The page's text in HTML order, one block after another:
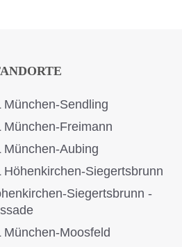
München-Sendling
München-Freimann
München-Aubing
Höhenkirchen-Siegertsbrunn
Siegertsbrunn -
München-Moosfeld